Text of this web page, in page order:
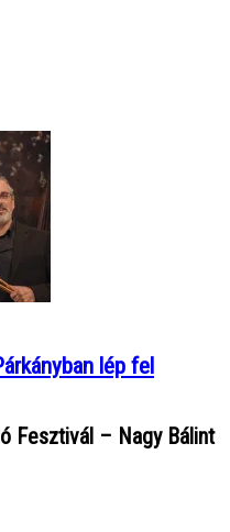
lép fel
Fesztivál – Nagy Bálint